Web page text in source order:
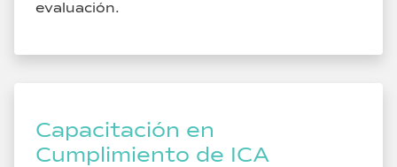
evaluación.
Capacitación en
Cumplimiento de ICA